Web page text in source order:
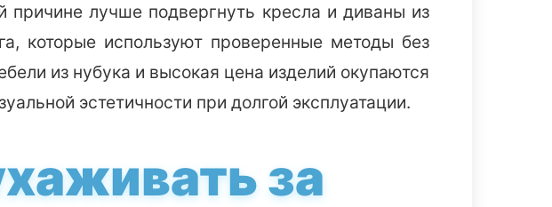
лучше подвергнуть кресла и диваны из
которые используют проверенные методы без
из нубука и высокая цена изделий окупаются
эстетичности при долгой эксплуатации.
за